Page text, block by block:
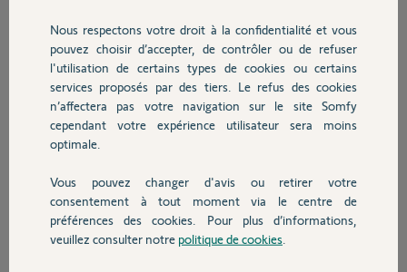
Chauffage
Autres produits
Devis avec un pro
Contact
Réponses
D'après les symptômes, la carte électronique de votre motorisation
Somfy SLT7 est actuellement complètement hors tension et ne reçoit
plus d'alimentation du réseau 230 V.
le bon fonctionnement de la prise ou du disjoncteur dans le tableau,
l'intégrité du câble d'alimentation, ainsi que le fusible thermique intégré
sur la carte de commande à l'intérieur du bloc moteur. Vous trouverez
les pièces détachées nécessaires en ligne et pourrez suivre le conteneur
Nous respectons votre droit à la confidentialité et vous
pouvez choisir d’accepter, de contrôler ou de refuser
l'utilisation de certains types de cookies ou certains
services proposés par des tiers. Le refus des cookies
n’affectera pas votre navigation sur le site Somfy
cependant votre expérience utilisateur sera moins
optimale.
Vous pouvez changer d'avis ou retirer votre
consentement à tout moment via le centre de
préférences des cookies. Pour plus d’informations,
veuillez consulter notre politique de cookies